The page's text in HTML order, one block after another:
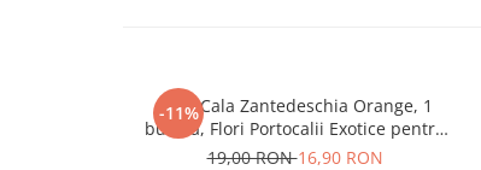
Seminte plante aromatice
-11%
Bulb Cala Zantedeschia Orange, 1
bucata, Flori Portocalii Exotice pentru
Gradina si Ghiveci
19,00 RON16,90 RON